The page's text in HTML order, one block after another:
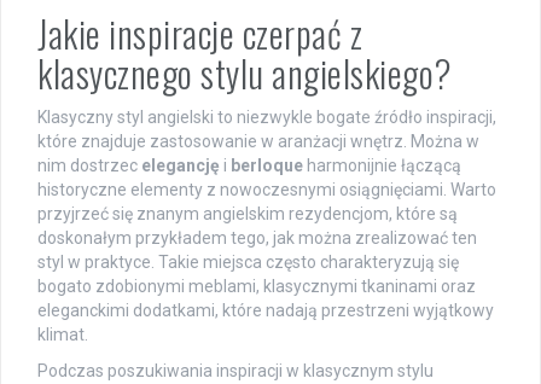
Jakie inspiracje czerpać z
klasycznego stylu angielskiego?
Klasyczny styl angielski to niezwykle bogate źródło inspiracji,
które znajduje zastosowanie w aranżacji wnętrz. Można w
nim dostrzec elegancję i berloque harmonijnie łączącą
historyczne elementy z nowoczesnymi osiągnięciami. Warto
przyjrzeć się znanym angielskim rezydencjom, które są
doskonałym przykładem tego, jak można zrealizować ten
styl w praktyce. Takie miejsca często charakteryzują się
bogato zdobionymi meblami, klasycznymi tkaninami oraz
eleganckimi dodatkami, które nadają przestrzeni wyjątkowy
klimat.
Podczas poszukiwania inspiracji w klasycznym stylu